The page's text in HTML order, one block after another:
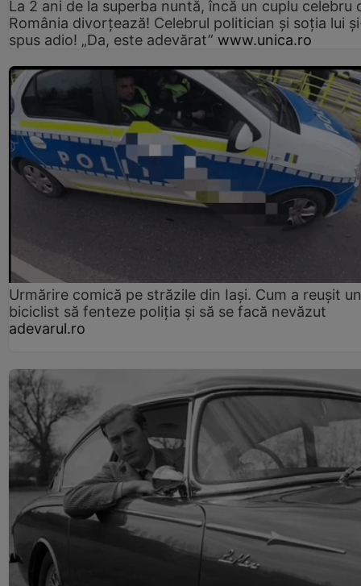
La 2 ani de la superba nuntă, încă un cuplu celebru
România divorțează! Celebrul politician și soția lui
spus adio! „Da, este adevărat” www.unica.ro
Urmărire comică pe străzile din Iași. Cum a reușit un
biciclist să fenteze poliția și să se facă nevăzut
adevarul.ro